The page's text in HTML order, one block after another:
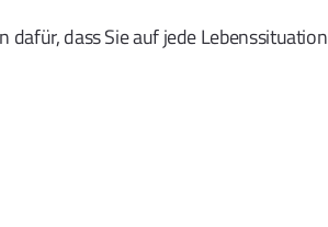
dass Sie auf jede Lebenssituation